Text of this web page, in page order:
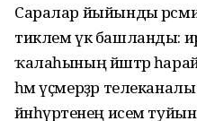
Саралар йыйынды
тиклем үк башланды:
ҡалаһының йәштәр
һәм үҫмерҙәр
йәнһүрәтенең исем